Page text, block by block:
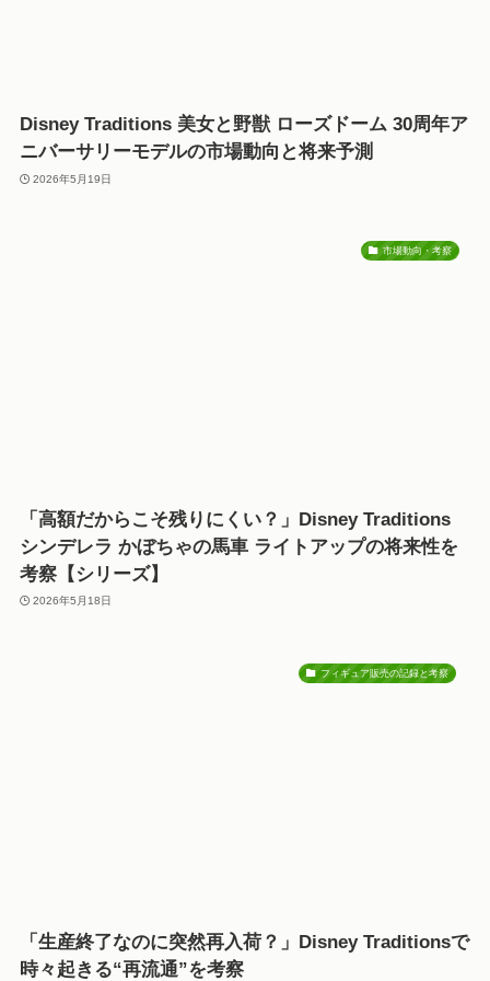
Disney Traditions 美女と野獣 ローズドーム 30周年ア
ニバーサリーモデルの市場動向と将来予測
2026年5月19日
市場動向・考察
「高額だからこそ残りにくい？」Disney Traditions
シンデレラ かぼちゃの馬車 ライトアップの将来性を
考察【シリーズ】
2026年5月18日
フィギュア販売の記録と考察
「生産終了なのに突然再入荷？」Disney Traditionsで
時々起きる“再流通”を考察